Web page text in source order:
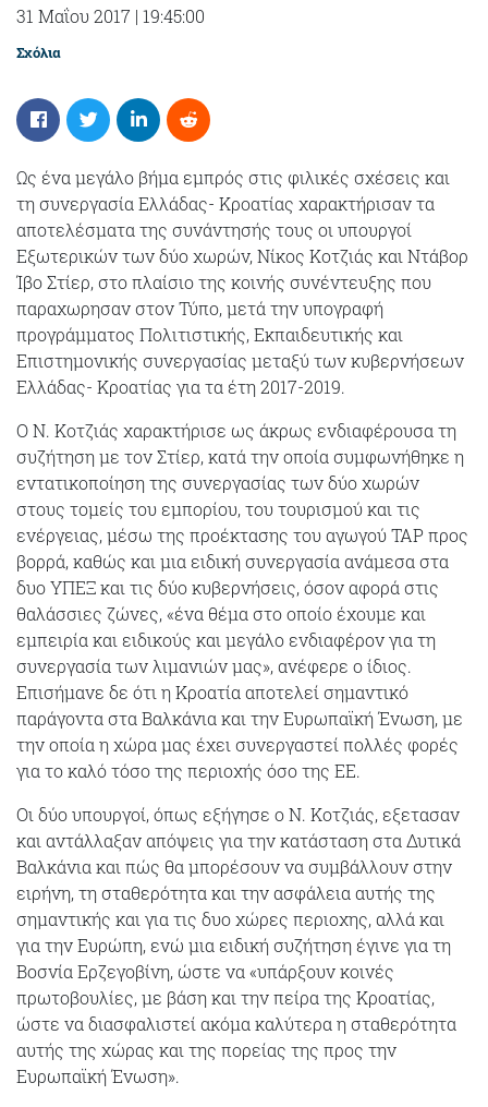
31 Μαΐου 2017 | 19:45:00
Σχόλια
Ως ένα μεγάλο βήμα εμπρός στις φιλικές σχέσεις και
τη συνεργασία Ελλάδας- Κροατίας χαρακτήρισαν τα
αποτελέσματα της συνάντησής τους οι υπουργοί
Εξωτερικών των δύο χωρών, Νίκος Κοτζιάς και Ντάβορ
Ίβο Στίερ, στο πλαίσιο της κοινής συνέντευξης που
παραχωρησαν στον Τύπο, μετά την υπογραφή
προγράμματος Πολιτιστικής, Εκπαιδευτικής και
Επιστημονικής συνεργασίας μεταξύ των κυβερνήσεων
Ελλάδας- Κροατίας για τα έτη 2017-2019.
Ο Ν. Κοτζιάς χαρακτήρισε ως άκρως ενδιαφέρουσα τη
συζήτηση με τον Στίερ, κατά την οποία συμφωνήθηκε η
εντατικοποίηση της συνεργασίας των δύο χωρών
στους τομείς του εμπορίου, του τουρισμού και τις
ενέργειας, μέσω της προέκτασης του αγωγού TAP προς
βορρά, καθώς και μια ειδική συνεργασία ανάμεσα στα
δυο ΥΠΕΞ και τις δύο κυβερνήσεις, όσον αφορά στις
θαλάσσιες ζώνες, «ένα θέμα στο οποίο έχουμε και
εμπειρία και ειδικούς και μεγάλο ενδιαφέρον για τη
συνεργασία των λιμανιών μας», ανέφερε ο ίδιος.
Επισήμανε δε ότι η Κροατία αποτελεί σημαντικό
παράγοντα στα Βαλκάνια και την Ευρωπαϊκή Ένωση, με
την οποία η χώρα μας έχει συνεργαστεί πολλές φορές
για το καλό τόσο της περιοχής όσο της ΕΕ.
Οι δύο υπουργοί, όπως εξήγησε ο Ν. Κοτζιάς, εξετασαν
και αντάλλαξαν απόψεις για την κατάσταση στα Δυτικά
Βαλκάνια και πώς θα μπορέσουν να συμβάλλουν στην
ειρήνη, τη σταθερότητα και την ασφάλεια αυτής της
σημαντικής και για τις δυο χώρες περιοχης, αλλά και
για την Ευρώπη, ενώ μια ειδική συζήτηση έγινε για τη
Βοσνία Ερζεγοβίνη, ώστε να «υπάρξουν κοινές
πρωτοβουλίες, με βάση και την πείρα της Κροατίας,
ώστε να διασφαλιστεί ακόμα καλύτερα η σταθερότητα
αυτής της χώρας και της πορείας της προς την
Ευρωπαϊκή Ένωση».